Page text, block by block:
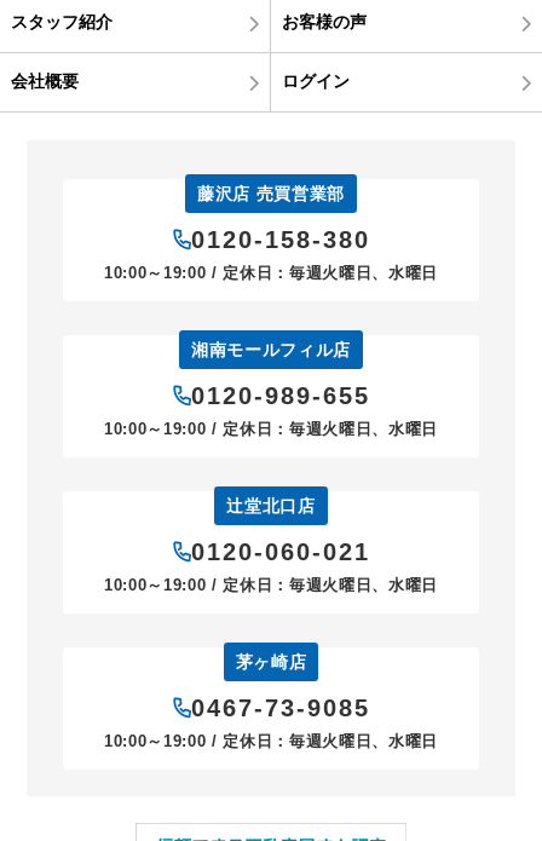
スタッフ紹介 お客様の声
会社概要 ログイン
藤沢店 売買営業部
0120-158-380
10:00～19:00 / 定休日：毎週火曜日、水曜日
湘南モールフィル店
0120-989-655
10:00～19:00 / 定休日：毎週火曜日、水曜日
辻堂北口店
0120-060-021
10:00～19:00 / 定休日：毎週火曜日、水曜日
茅ヶ崎店
0467-73-9085
10:00～19:00 / 定休日：毎週火曜日、水曜日